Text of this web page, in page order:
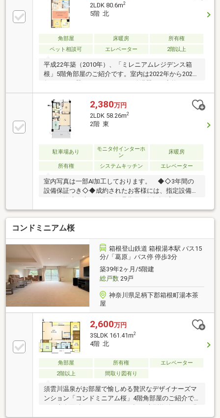
ビューが苦手な方には向きませんが、日照が確保さ
れ、周辺環境も良好です。露天風呂付の温泉大浴場で
は名湯「湯本温泉」がお愉しみいただけます。都内へ
の通勤も可能な箱根湯本駅でお探しの方、お問い合わ
せをお待ちしております。
2LDK 80.6m2
5階 北
角部屋 床暖房
所有権
ペット相談可
エレベーター 2階以上
平成22年築（2010年）、「ミレニアムレジデンス箱
根」5階角部屋のご紹介です。室内は2022年から2023
年にかけて壁クロス、コンロ、給湯器など交換され、
大変綺麗な状態です。北向きのお部屋は、自然豊かな
眺望と、木々の緑越しに早川を見下ろし、窓を開け放
つと、渓流音と小鳥の囀が楽しめます。令和7年に大
規模修繕工事も完工済みです。箱根でも交通アクセ
ス、利便性をお求めの方におすすめです。お問い合わ
せをお待ちしております。
2,380万円
2LDK 58.26m2
2階 東
駐車場あり
モニタ付インターホ
ン
床暖房
所有権 システムキッチン エレベーター
室内写真は一部AI加工しております。 ◆◇3年間の
設備保証つき◇◆成約されたお客様には、指定設備に
おいて故障が生じた際に修理費用の負担軽減ができる
サービスをご用意しております。※仲介会社を介さ
ず、弊社から直接ご購入された場合に適用※保証内容
の制限・保証限度額の設定あり◇◆設備トラブルの問
い合わせを24時間受付対応！◆◇成約されたお客様に
は、突発的な設備トラブルに対応する「駆けつけ」サ
ービスを提供しております。24時間365日コールセン
ター対応！30分以内の一次応急処置を無料にて行いま
す。※対象期間：物件引き渡し日から1年後の月末まで
※対象者・対象設備・その他諸条件あり
コンドミニアム桜
箱根登山鉄道 箱根湯本駅 バス15
分/「葛原」バス停 停歩3分
築39年2ヶ月/5階建
総戸数29戸
神奈川県足柄下郡箱根町湯本茶
屋
2,600万円
3SLDK 161.41m2
4階 北
角部屋 所有権
エレベーター
2階以上
間取り図有り
須雲川温泉がお部屋で愉しめる贅沢なデザイナーズマ
ンション「コンドミニアム桜」4階角部屋のご紹介で